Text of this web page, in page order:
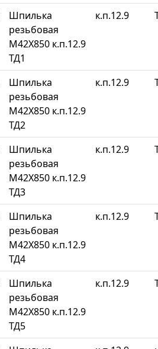
Шпилька
резьбовая
М42Х850 к.п.12.9
ТД1
к.п.12.9
Шпилька
резьбовая
М42Х850 к.п.12.9
ТД2
к.п.12.9
Шпилька
резьбовая
М42Х850 к.п.12.9
ТД3
к.п.12.9
Шпилька
резьбовая
М42Х850 к.п.12.9
ТД4
к.п.12.9
Шпилька
резьбовая
М42Х850 к.п.12.9
ТД5
к.п.12.9